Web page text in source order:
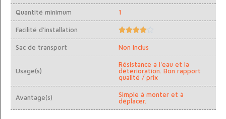
Quantité minimum 1
Facilité d'installation 
Sac de transport Non inclus
Usage(s)
Résistance à l'eau et la
détérioration. Bon rapport
qualité / prix
Avantage(s)
Simple à monter et à
déplacer.